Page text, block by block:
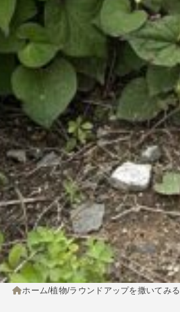
ホーム 植物 ラウンドアップを撒いてみる